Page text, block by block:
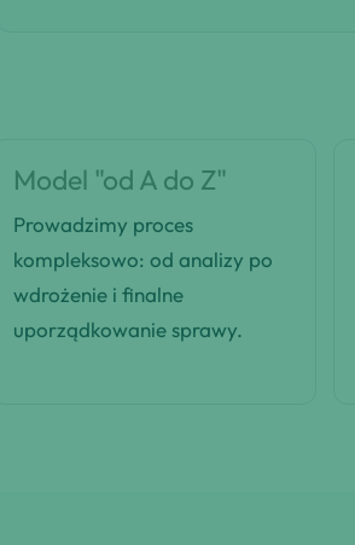
Model "od A do Z"
Prowadzimy proces
kompleksowo: od analizy po
wdrożenie i finalne
uporządkowanie sprawy.